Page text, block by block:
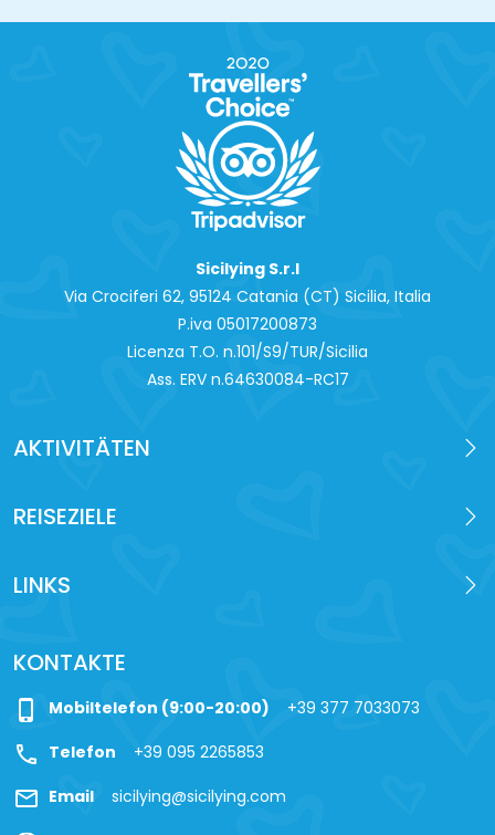
Sicilying S.r.l
Via Crociferi 62, 95124 Catania (CT) Sicilia, Italia
P.iva 0‍5017200873
Licenza T.O. n.101/S9/TUR/Sicilia
Ass. ERV n.64630084-RC17
AKTIVITÄTEN
REISEZIELE
LINKS
KONTAKTE
phone_iphone Mobiltelefon (9:00-20:00) +39 377 7033073
call Telefon +39 095 2265853
mail Email sicilying@sicilying.com